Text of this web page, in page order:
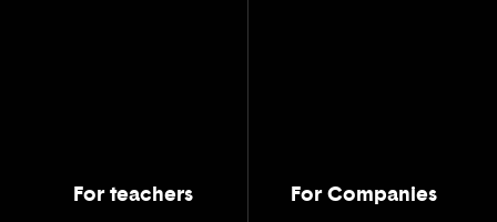
For teachers For Companies